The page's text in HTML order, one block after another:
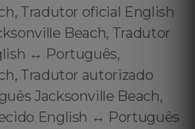
Tradutor oficial English
Beach, Tradutor
↔️ Português,
Tradutor autorizado
Jacksonville Beach,
English ↔️ Português